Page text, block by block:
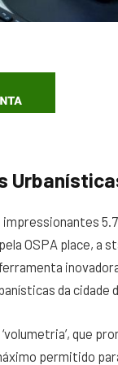
OSPA place, a
da cidade
que
permitido